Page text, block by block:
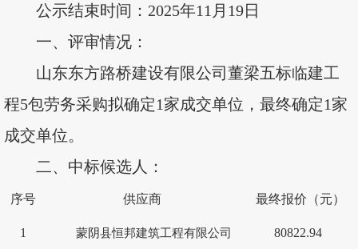
公示结束时间： 2025年11 月 19日
一、 评审情况：
山东东方路桥建设有限公司董梁五标临建工
程5包劳务采购拟确定1家成交单位，最终确定1家
成交单位。
二、 中标候选人：
序号 供应商 最终报价（元）
1 蒙阴县恒邦建筑工程有限公司 80822.94